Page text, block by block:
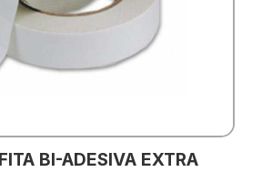
BI-ADESIVA EXTRA